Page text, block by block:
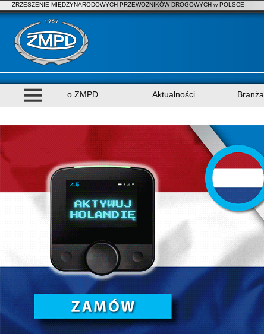
ZRZESZENIE MIĘDZYNARODOWYCH PRZEWOZNIKÓW DROGOWYCH w POLSCE
o ZMPD Aktualności Branża